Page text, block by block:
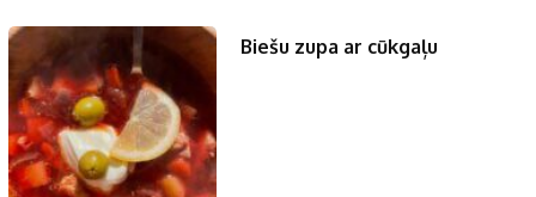
Biešu zupa ar cūkgaļu